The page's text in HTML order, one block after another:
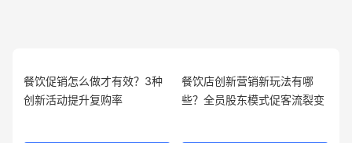
餐饮促销怎么做才有效？3种
创新活动提升复购率
餐饮店创新营销新玩法有哪
些？全员股东模式促客流裂变